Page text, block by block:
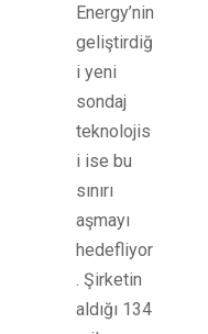
Energy’nin
geliştirdiğ
i yeni
sondaj
teknolojis
i ise bu
sınırı
aşmayı
hedefliyor
. Şirketin
aldığı 134